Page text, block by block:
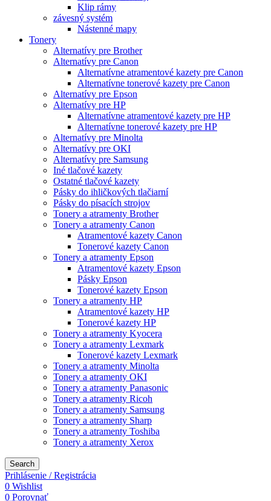
Klip rámy
závesný systém
Nástenné mapy
Tonery
Alternatívy pre Brother
Alternatívy pre Canon
Alternatívne atramentové kazety pre Canon
Alternatívne tonerové kazety pre Canon
Alternatívy pre Epson
Alternatívy pre HP
Alternatívne atramentové kazety pre HP
Alternatívne tonerové kazety pre HP
Alternatívy pre Minolta
Alternatívy pre OKI
Alternatívy pre Samsung
Iné tlačové kazety
Ostatné tlačové kazety
Pásky do ihličkových tlačiarní
Pásky do písacích strojov
Tonery a atramenty Brother
Tonery a atramenty Canon
Atramentové kazety Canon
Tonerové kazety Canon
Tonery a atramenty Epson
Atramentové kazety Epson
Pásky Epson
Tonerové kazety Epson
Tonery a atramenty HP
Atramentové kazety HP
Tonerové kazety HP
Tonery a atramenty Kyocera
Tonery a atramenty Lexmark
Tonerové kazety Lexmark
Tonery a atramenty Minolta
Tonery a atramenty OKI
Tonery a atramenty Panasonic
Tonery a atramenty Ricoh
Tonery a atramenty Samsung
Tonery a atramenty Sharp
Tonery a atramenty Toshiba
Tonery a atramenty Xerox
Search
Prihlásenie / Registrácia
0 Wishlist
0 Porovnať